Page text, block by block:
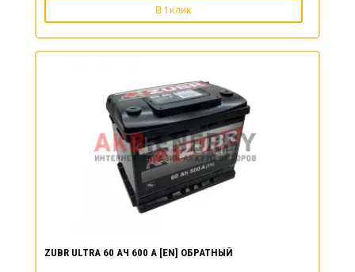
В 1 клик
ZUBR ULTRA 60 АЧ 600 А [EN] ОБРАТНЫЙ